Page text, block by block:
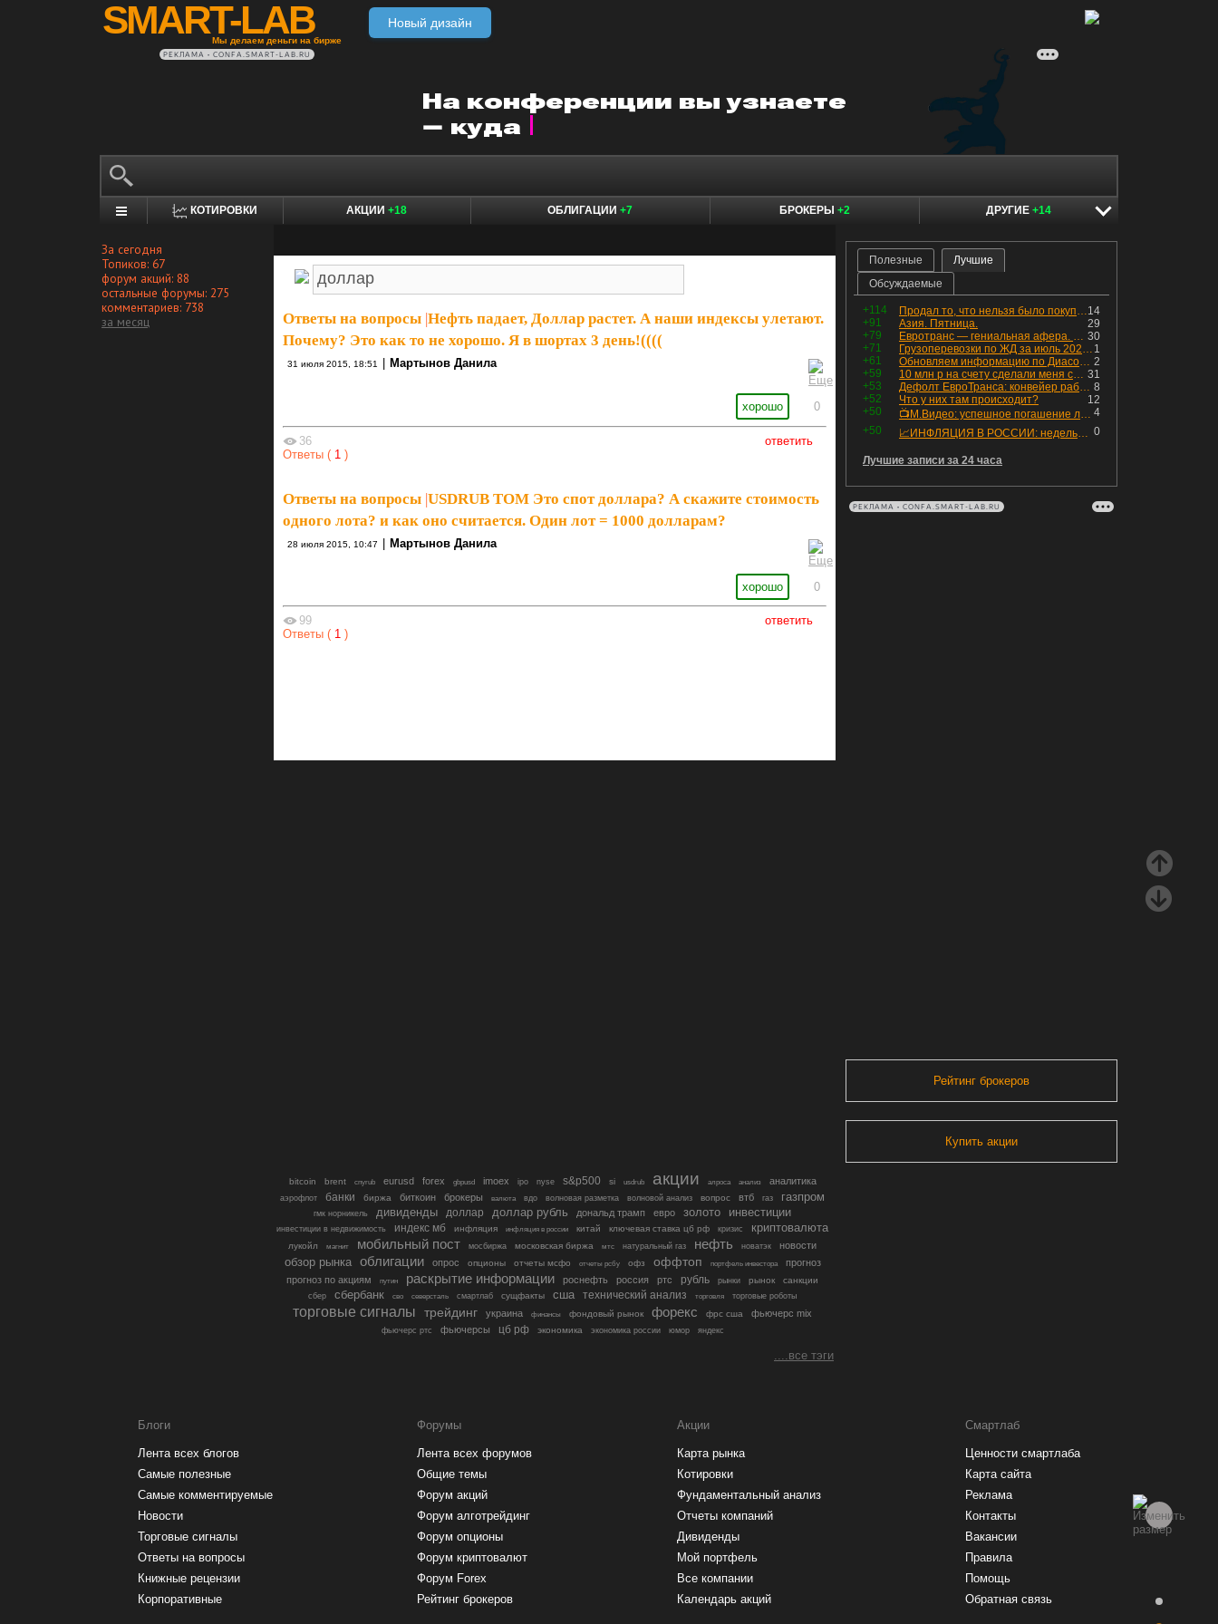
SMART-LAB
Мы делаем деньги на бирже
Новый дизайн
РЕКЛАМА • CONFA.SMART-LAB.RU
КОТИРОВКИ АКЦИИ +18 ОБЛИГАЦИИ +7 БРОКЕРЫ +2 ДРУГИЕ +14
За сегодня
Топиков: 67
форум акций: 88
остальные форумы: 275
комментариев: 738
за месяц
Ответы на вопросы Нефть падает, Доллар растет. А наши индексы улетают.
Почему? Это как то не хорошо. Я в шортах 3 день!((((
31 июля 2015, 18:51 Мартынов Данила
хорошо 0
ответить
36
Ответы ( 1 )
Ответы на вопросы |USDRUB TOM Это спот доллара? А скажите стоимость
одного лота? и как оно считается. Один лот = 1000 долларам?
28 июля 2015, 10:47 | Мартынов Данила
хорошо 0
ответить
99
Ответы ( 1 )
Полезные
Лучшие
Обсуждаемые
+114 14
Продал то, что нельзя было покупать. Изменения в портфеле
+91
29
Азия. Пятница.
+79
30
Евротранс — гениальная афера. Собрал с инвесторов денег, выплатил дивидендов больше текущей капитализации и ушёл в дефолт
+71
1
Грузоперевозки по ЖД за июль 2026 г. — четвёртый месяц подряд роста, чёрные металлы на уровне прошлого года, а каменный уголь в плюсе.
+61
2
Обновляем информацию по Диасофту: дивиденды и выкуп
+59
31
10 млн р на счету сделали меня счастливым? Ожидание vs Реальность!
+53
8
Дефолт ЕвроТранса: конвейер работает исправно
+52
12
Что у них там происходит?
+50
4
📺М.Видео: успешное погашение любимого флоатера
+50
0
📈ИНФЛЯЦИЯ В РОССИИ: недельная дефляция, но в годовом выражении рост 😢
Лучшие записи за 24 часа
РЕКЛАМА • CONFA.SMART-LAB.RU
Рейтинг брокеров
Купить акции
bitcoin brent cnyrub eurusd forex gbpusd imoex ipo nyse s&p500 si usdrub акции алроса анализ аналитика
аэрофлот банки биржа биткоин брокеры валюта вдо волновая разметка волновой анализ вопрос втб газ газпром
гмк норникель дивиденды доллар доллар рубль дональд трамп евро золото инвестиции
инвестиции в недвижимость индекс мб инфляция инфляция в россии китай ключевая ставка цб рф кризис криптовалюта
лукойл магнит мобильный пост мосбиржа московская биржа мтс натуральный газ нефть новатэк новости
обзор рынка облигации опрос опционы отчеты мсфо отчеты рсбу офз оффтоп портфель инвестора
прогноз
прогноз по акциям
путин раскрытие информации роснефть россия ртс рубль рынки рынок санкции
сбер сбербанк сво северсталь смартлаб сущфакты сша технический анализ торговля торговые роботы
торговые сигналы трейдинг украина финансы фондовый рынок форекс фрс сша фьючерс mix
фьючерс ртс фьючерсы цб рф экономика экономика россии юмор яндекс
....все тэги
Блоги
Лента всех блогов
Самые полезные
Самые комментируемые
Новости
Торговые сигналы
Ответы на вопросы
Книжные рецензии
Корпоративные
Форумы
Лента всех форумов
Общие темы
Форум акций
Форум алготрейдинг
Форум опционы
Форум криптовалют
Форум Forex
Рейтинг брокеров
Акции
Карта рынка
Котировки
Фундаментальный анализ
Отчеты компаний
Дивиденды
Мой портфель
Все компании
Календарь акций
Смартлаб
Ценности смартлаба
Карта сайта
Реклама
Контакты
Вакансии
Правила
Помощь
Обратная связь